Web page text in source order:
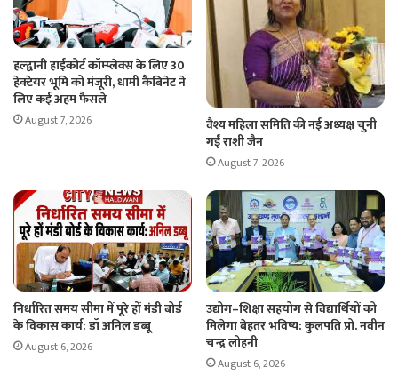
हल्द्वानी हाईकोर्ट कॉम्प्लेक्स के लिए 30
हेक्टेयर भूमि को मंजूरी, धामी कैबिनेट ने
लिए कई अहम फैसले
August 7, 2026
वैश्य महिला समिति की नई अध्यक्ष चुनी
गईं राशी जैन
August 7, 2026
निर्धारित समय सीमा में पूरे हों मंडी बोर्ड
के विकास कार्य: डॉ अनिल डब्बू
August 6, 2026
उद्योग–शिक्षा सहयोग से विद्यार्थियों को
मिलेगा बेहतर भविष्य: कुलपति प्रो. नवीन
चन्द्र लोहनी
August 6, 2026